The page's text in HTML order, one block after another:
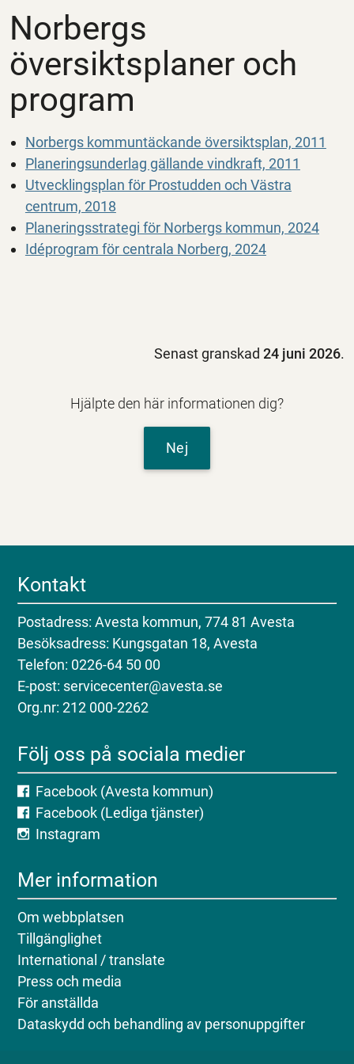
Norbergs
översiktsplaner och
program
Norbergs kommuntäckande översiktsplan, 2011
Planeringsunderlag gällande vindkraft, 2011
Utvecklingsplan för Prostudden och Västra
centrum, 2018
Planeringsstrategi för Norbergs kommun, 2024
Idéprogram för centrala Norberg, 2024
Senast granskad24 juni 2026.
Hjälpte den här informationen dig?
Nej
Kontakt
Postadress: Avesta kommun, 774 81 Avesta
Besöksadress: Kungsgatan 18, Avesta
Telefon: 0226-64 50 00
E-post: servicecenter@avesta.se
Org.nr: 212 000-2262
Följ oss på sociala medier
Facebook (Avesta kommun)
Facebook (Lediga tjänster)
Instagram
Mer information
Om webbplatsen
Tillgänglighet
International / translate
Press och media
För anställda
Dataskydd och behandling av personuppgifter